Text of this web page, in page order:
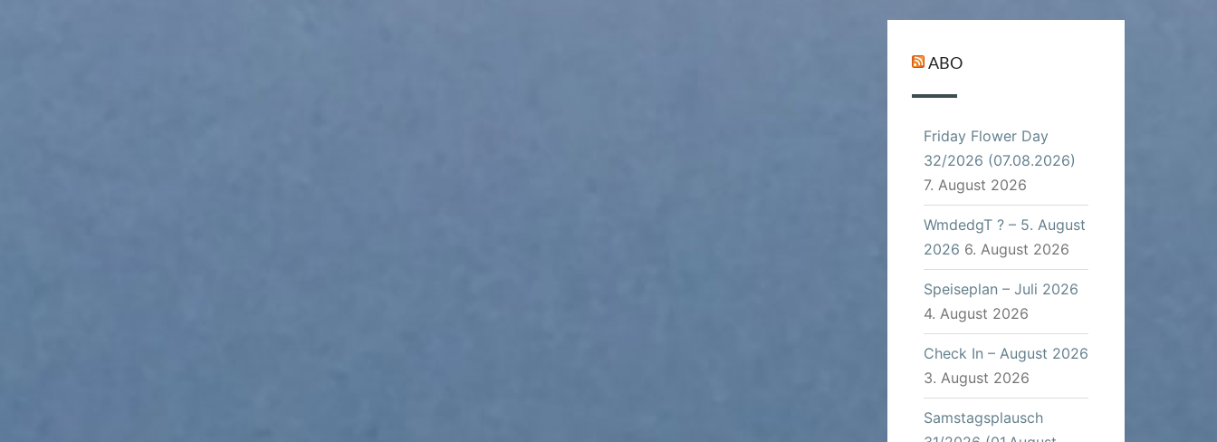
ABO
Friday Flower Day
32/2026 (07.08.2026)
7. August 2026
WmdedgT ? – 5. August
2026 6. August 2026
Speiseplan – Juli 2026
4. August 2026
Check In – August 2026
3. August 2026
Samstagsplausch